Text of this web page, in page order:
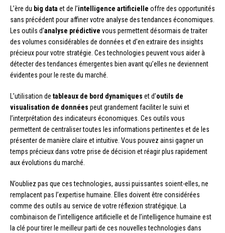
L’ère du big data et de l’intelligence artificielle offre des opportunités
sans précédent pour affiner votre analyse des tendances économiques.
Les outils d’analyse prédictive vous permettent désormais de traiter
des volumes considérables de données et d’en extraire des insights
précieux pour votre stratégie. Ces technologies peuvent vous aider à
détecter des tendances émergentes bien avant qu’elles ne deviennent
évidentes pour le reste du marché.
L’utilisation de tableaux de bord dynamiques et d’outils de
visualisation de données peut grandement faciliter le suivi et
l’interprétation des indicateurs économiques. Ces outils vous
permettent de centraliser toutes les informations pertinentes et de les
présenter de manière claire et intuitive. Vous pouvez ainsi gagner un
temps précieux dans votre prise de décision et réagir plus rapidement
aux évolutions du marché.
N’oubliez pas que ces technologies, aussi puissantes soient-elles, ne
remplacent pas l’expertise humaine. Elles doivent être considérées
comme des outils au service de votre réflexion stratégique. La
combinaison de l’intelligence artificielle et de l’intelligence humaine est
la clé pour tirer le meilleur parti de ces nouvelles technologies dans